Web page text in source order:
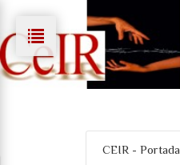
CEIR - Portada